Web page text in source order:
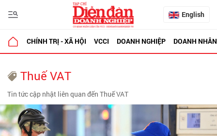
English
CHÍNH TRỊ - XÃ HỘI VCCI DOANH NGHIỆP DOANH NHÂN
Thuế VAT
Tin tức cập nhật liên quan đến Thuế VAT